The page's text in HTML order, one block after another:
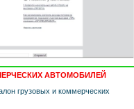
АВТОМОБИЛЕЙ
грузовых и коммерческих